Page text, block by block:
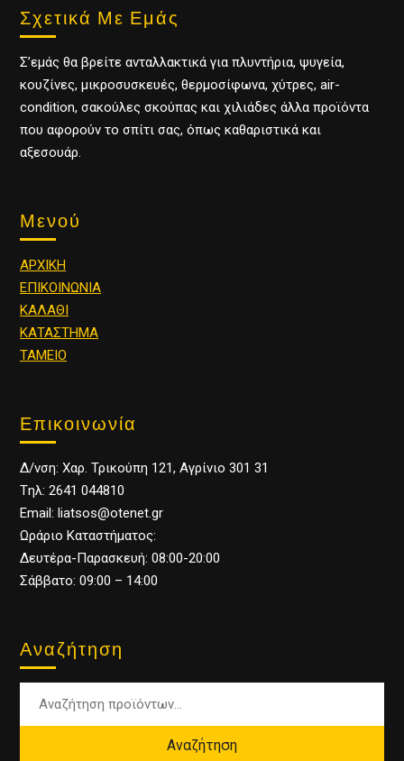
Σχετικά Με Εμάς
Σ’εμάς θα βρείτε ανταλλακτικά για πλυντήρια, ψυγεία,
κουζίνες, μικροσυσκευές, θερμοσίφωνα, χύτρες, air-
condition, σακούλες σκούπας και χιλιάδες άλλα προϊόντα
που αφορούν το σπίτι σας, όπως καθαριστικά και
αξεσουάρ.
Μενού
ΑΡΧΙΚΗ
ΕΠΙΚΟΙΝΩΝΙΑ
ΚΑΛΑΘΙ
ΚΑΤΑΣΤΗΜΑ
ΤΑΜΕΙΟ
Επικοινωνία
Δ/νση: Χαρ. Τρικούπη 121, Αγρίνιο 301 31
Tηλ: 2641 044810
Email: liatsos@otenet.gr
Ωράριο Καταστήματος:
Δευτέρα-Παρασκευή: 08:00-20:00
Σάββατο: 09:00 – 14:00
Αναζήτηση
Αναζήτηση